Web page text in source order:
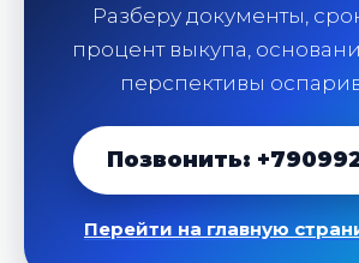
Разберу документы,
процент выкупа,
перспективы
Позвонить:
Перейти на главную